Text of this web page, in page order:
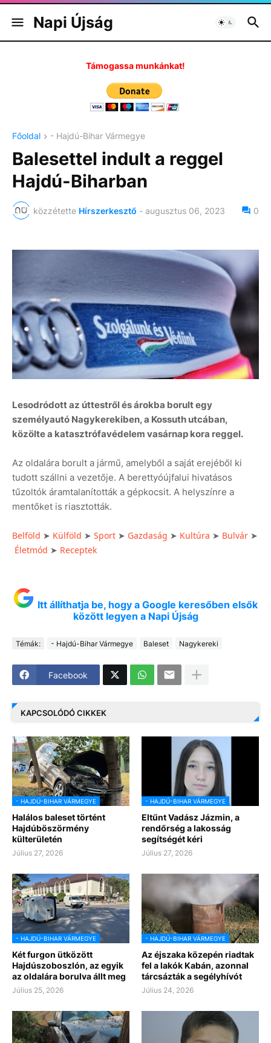
Napi Újság
Támogassa munkánkat!
Főoldal - Hajdú-Bihar Vármegye
Balesettel indult a reggel
Hajdú-Biharban
közzétette Hírszerkesztő - augusztus 06, 2023 0
Lesodródott az úttestről és árokba borult egy
személyautó Nagykerekiben, a Kossuth utcában,
közölte a katasztrófavédelem vasárnap kora reggel.
Az oldalára borult a jármű, amelyből a saját erejéből ki
tudott szállni a vezetője. A berettyóújfalui hivatásos
tűzoltók áramtalanították a gépkocsit. A helyszínre a
mentőket is riasztották.
Belföld ➤ Külföld ➤ Sport ➤ Gazdaság ➤ Kultúra ➤ Bulvár ➤
Életmód ➤ Receptek
Itt állíthatja be, hogy a Google keresőben elsők
között legyen a Napi Újság
Témák: - Hajdú-Bihar Vármegye Baleset Nagykereki
Facebook
KAPCSOLÓDÓ CIKKEK
- HAJDÚ-BIHAR VÁRMEGYE
Halálos baleset történt
Hajdúböszörmény
külterületén
Július 27, 2026
- HAJDÚ-BIHAR VÁRMEGYE
Eltűnt Vadász Jázmin, a
rendőrség a lakosság
segítségét kéri
Július 27, 2026
- HAJDÚ-BIHAR VÁRMEGYE
Két furgon ütközött
Hajdúszoboszlón, az egyik
az oldalára borulva állt meg
Július 25, 2026
- HAJDÚ-BIHAR VÁRMEGYE
Az éjszaka közepén riadtak
fel a lakók Kabán, azonnal
tárcsázták a segélyhívót
Július 24, 2026